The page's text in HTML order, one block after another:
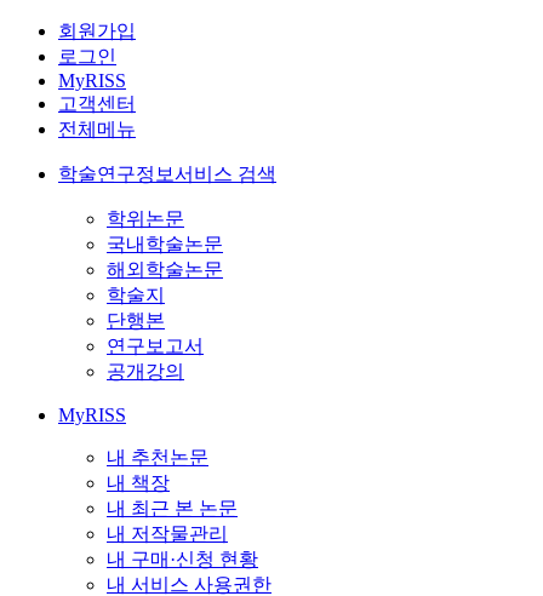
회원가입
로그인
MyRISS
고객센터
전체메뉴
학술연구정보서비스 검색
학위논문
국내학술논문
해외학술논문
학술지
단행본
연구보고서
공개강의
MyRISS
내 추천논문
내 책장
내 최근 본 논문
내 저작물관리
내 구매·신청 현황
내 서비스 사용권한